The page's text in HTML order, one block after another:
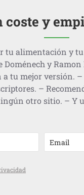
coste y
alimentación y
y Ramon
tu mejor versión.
–
otro sitio. – Y